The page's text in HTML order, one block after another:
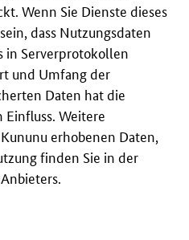
Wenn Sie Dienste dieses
dass Nutzungsdaten
in Serverprotokollen
und Umfang der
Daten hat die
Weitere
erhobenen Daten,
finden Sie in der